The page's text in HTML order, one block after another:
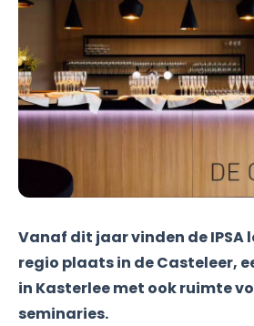
Vanaf dit jaar vinden de IPSA
regio plaats in de Casteleer,
in Kasterlee met ook ruimte
seminaries.